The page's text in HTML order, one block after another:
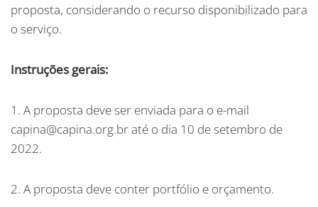
proposta, considerando o recurso disponibilizado para
o serviço.
Instruções gerais:
1. A proposta deve ser enviada para o e-mail
capina@capina.org.br até o dia 10 de setembro de
2022.
2. A proposta deve conter portfólio e orçamento.